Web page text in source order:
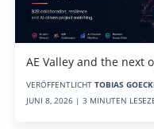
AE Valley and the next
VERÖFFENTLICHT TOBIAS
JUNI 8, 2026 | 3 MINUTEN